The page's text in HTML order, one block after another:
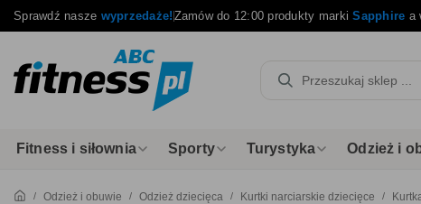
Sprawdź nasze wyprzedaże!Zamów do 12:00 produkty markiSapphire a
Fitness i siłownia Sporty Turystyka Odzież i
Odzież i obuwie Odzież dziecięca Kurtki narciarskie dziecięce